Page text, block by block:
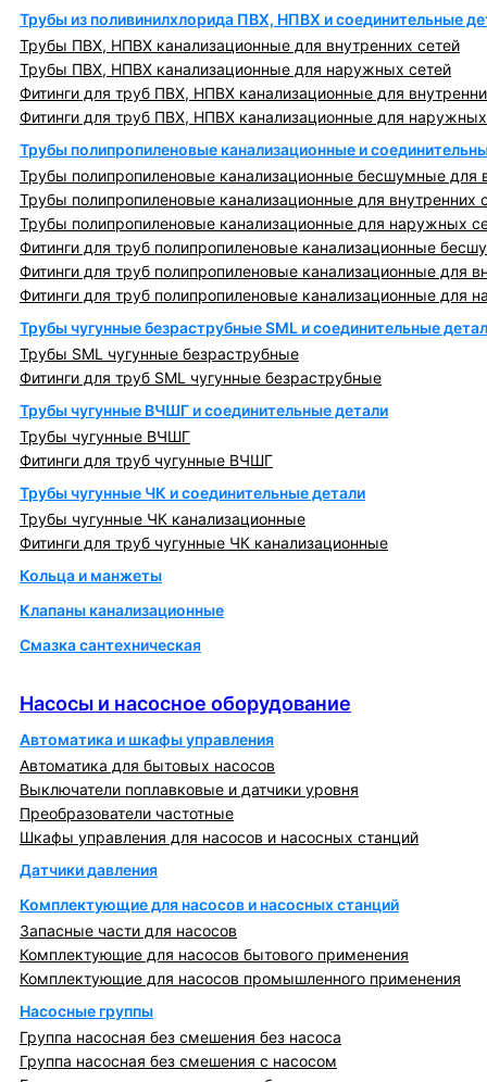
Трубы из поливинилхлорида ПВХ, НПВХ и соединительные
Трубы ПВХ, НПВХ канализационные для внутренних сетей
Трубы ПВХ, НПВХ канализационные для наружных сетей
Фитинги для труб ПВХ, НПВХ канализационные для
Фитинги для труб ПВХ, НПВХ канализационные для
Трубы полипропиленовые канализационные и
Трубы полипропиленовые канализационные бесшумные для
Трубы полипропиленовые канализационные для внутренних
Трубы полипропиленовые канализационные для наружных
Фитинги для труб полипропиленовые канализационные
Фитинги для труб полипропиленовые канализационные для
Фитинги для труб полипропиленовые канализационные для
Трубы чугунные безраструбные SML и соединительные
Трубы SML чугунные безраструбные
Фитинги для труб SML чугунные безраструбные
Трубы чугунные ВЧШГ и соединительные детали
Трубы чугунные ВЧШГ
Фитинги для труб чугунные ВЧШГ
Трубы чугунные ЧК и соединительные детали
Трубы чугунные ЧК канализационные
Фитинги для труб чугунные ЧК канализационные
Кольца и манжеты
Клапаны канализационные
Смазка сантехническая
Насосы и насосное оборудование
Автоматика и шкафы управления
Автоматика для бытовых насосов
Выключатели поплавковые и датчики уровня
Преобразователи частотные
Шкафы управления для насосов и насосных станций
Датчики давления
Комплектующие для насосов и насосных станций
Запасные части для насосов
Комплектующие для насосов бытового применения
Комплектующие для насосов промышленного применения
Насосные группы
Группа насосная без смешения без насоса
Группа насосная без смешения с насосом